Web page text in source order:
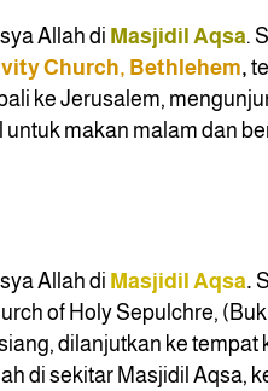
Allah di Masjidil Aqsa.
Church, Bethlehem,
ke Jerusalem,
untuk makan malam dan
Allah di Masjidil Aqsa.
of Holy Sepulchre,
dilanjutkan ke tempat
di sekitar Masjidil Aqsa,